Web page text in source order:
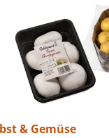
& Gemüse